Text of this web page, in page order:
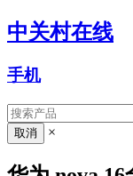
中关村在线
手机
×